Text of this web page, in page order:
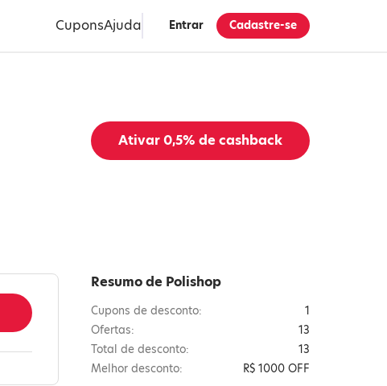
CuponsAjuda Entrar Cadastre-se
Ativar0,5% de cashback
Resumo de Polishop
Cupons de desconto:
1
Ofertas:
13
Total de desconto:
13
Melhor desconto:
R$ 1000 OFF